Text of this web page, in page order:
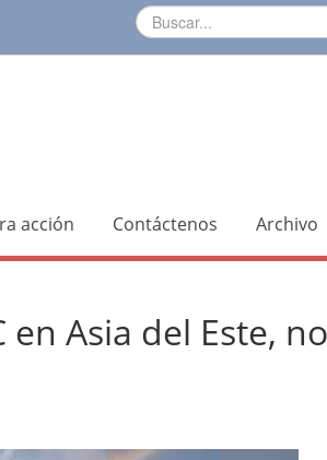
acción Contáctenos Archivo
Asia del Este,